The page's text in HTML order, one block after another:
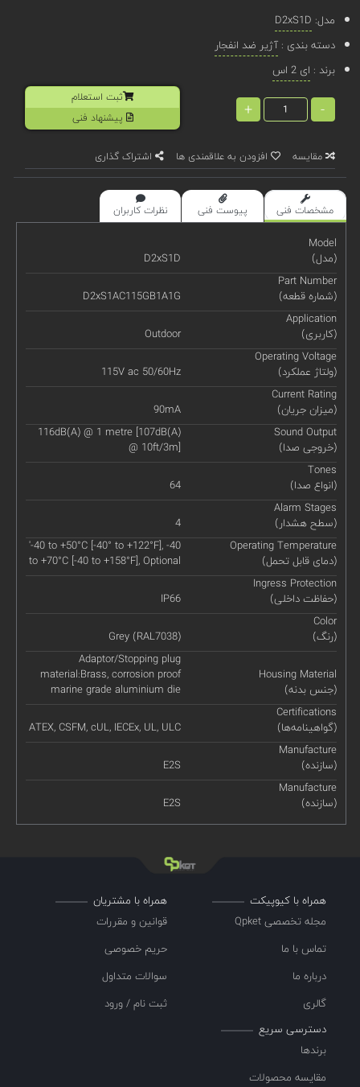
مدل: D2xS1D
دسته بندی :آژیر ضد انفجار
برند : ای 2 اس
-
+
ثبت استعلام
پیشنهاد فنی
مقایسه افزودن به علاقمندی ها اشتراک گذاری
مشخصات فنی پیوست فنی نظرات کاربران
Model
(مدل)
D2xS1D
Part Number
(شماره قطعه)
D2xS1AC115GB1A1G
Application
(کاربری)
Outdoor
Operating Voltage
(ولتاژ عملکرد)
115V ac 50/60Hz
Current Rating
(میزان جریان)
90mA
Sound Output
(خروجی صدا)
116dB(A) @ 1 metre [107dB(A)
@ 10ft/3m]
Tones
(انواع صدا)
64
Alarm Stages
(سطح هشدار)
4
Operating Temperature
(دمای قابل تحمل)
'-40 to +50°C [-40° to +122°F], -40
to +70°C [-40 to +158°F], Optional
Ingress Protection
(حفاظت داخلی)
IP66
Color
(رنگ)
Grey (RAL7038)
Housing Material
(جنس بدنه)
Adaptor/Stopping plug
material:Brass, corrosion proof
marine grade aluminium die
Certifications
(گواهینامه‌ها)
ATEX, CSFM, cUL, IECEx, UL, ULC
Manufacture
(سازنده)
E2S
Manufacture
(سازنده)
E2S
همراه با کیوپیکت
مجله تخصصی Qpket
تماس با ما
درباره ما
گالری
همراه با مشتریان
قوانین و مقررات
حریم خصوصی
سوالات متداول
ثبت نام / ورود
دسترسی سریع
برندها
مقایسه محصولات